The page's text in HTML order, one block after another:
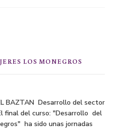
LOS MONEGROS
BAZTAN Desarrollo del sector
final del curso: "Desarrollo del
ha sido unas jornadas